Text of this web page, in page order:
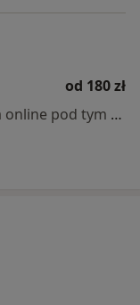
od 180 zł
Specjalista nie oferuje umawiania online pod tym adresem.